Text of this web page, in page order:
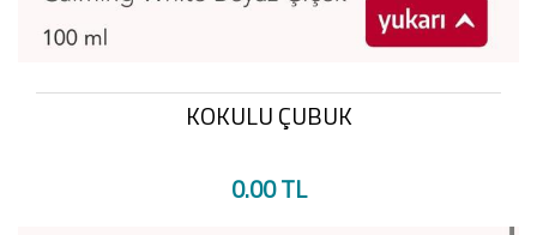
KOKULU ÇUBUK
0.00 TL